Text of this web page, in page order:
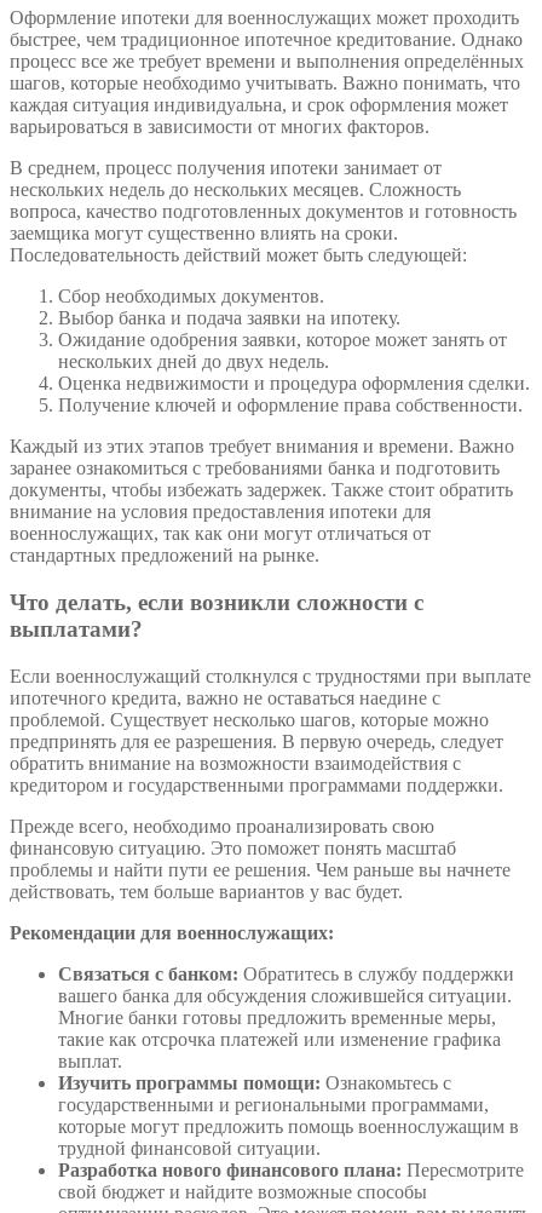
Оформление ипотеки для военнослужащих может проходить
быстрее, чем традиционное ипотечное кредитование. Однако
процесс все же требует времени и выполнения определённых
шагов, которые необходимо учитывать. Важно понимать, что
каждая ситуация индивидуальна, и срок оформления может
варьироваться в зависимости от многих факторов.
В среднем, процесс получения ипотеки занимает от
нескольких недель до нескольких месяцев. Сложность
вопроса, качество подготовленных документов и готовность
заемщика могут существенно влиять на сроки.
Последовательность действий может быть следующей:
Сбор необходимых документов.
Выбор банка и подача заявки на ипотеку.
Ожидание одобрения заявки, которое может занять от
нескольких дней до двух недель.
Оценка недвижимости и процедура оформления сделки.
Получение ключей и оформление права собственности.
Каждый из этих этапов требует внимания и времени. Важно
заранее ознакомиться с требованиями банка и подготовить
документы, чтобы избежать задержек. Также стоит обратить
внимание на условия предоставления ипотеки для
военнослужащих, так как они могут отличаться от
стандартных предложений на рынке.
Что делать, если возникли сложности с
выплатами?
Если военнослужащий столкнулся с трудностями при выплате
ипотечного кредита, важно не оставаться наедине с
проблемой. Существует несколько шагов, которые можно
предпринять для ее разрешения. В первую очередь, следует
обратить внимание на возможности взаимодействия с
кредитором и государственными программами поддержки.
Прежде всего, необходимо проанализировать свою
финансовую ситуацию. Это поможет понять масштаб
проблемы и найти пути ее решения. Чем раньше вы начнете
действовать, тем больше вариантов у вас будет.
Рекомендации для военнослужащих:
Связаться с банком: Обратитесь в службу поддержки
вашего банка для обсуждения сложившейся ситуации.
Многие банки готовы предложить временные меры,
такие как отсрочка платежей или изменение графика
выплат.
Изучить программы помощи: Ознакомьтесь с
государственными и региональными программами,
которые могут предложить помощь военнослужащим в
трудной финансовой ситуации.
Разработка нового финансового плана: Пересмотрите
свой бюджет и найдите возможные способы